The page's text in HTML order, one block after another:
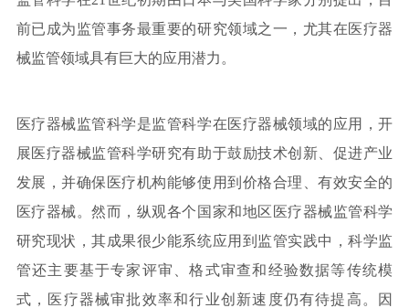
前已成为监管事务最重要的研究领域之一，尤其在医疗器
械监管领域具有巨大的应用潜力。
医疗器械监管科学是监管科学在医疗器械领域的应用，开
展医疗器械监管科学研究有助于鼓励技术创新、促进产业
发展，并确保医疗机构能够使用到价格合理、有效安全的
医疗器械。然而，纵观各个国家和地区医疗器械监管科学
研究现状，其成果很少能系统应用到监管实践中，科学监
管还主要基于专家评审、格式审查和经验数据等传统模
式，医疗器械审批效率和行业创新速度仍有待提高。因